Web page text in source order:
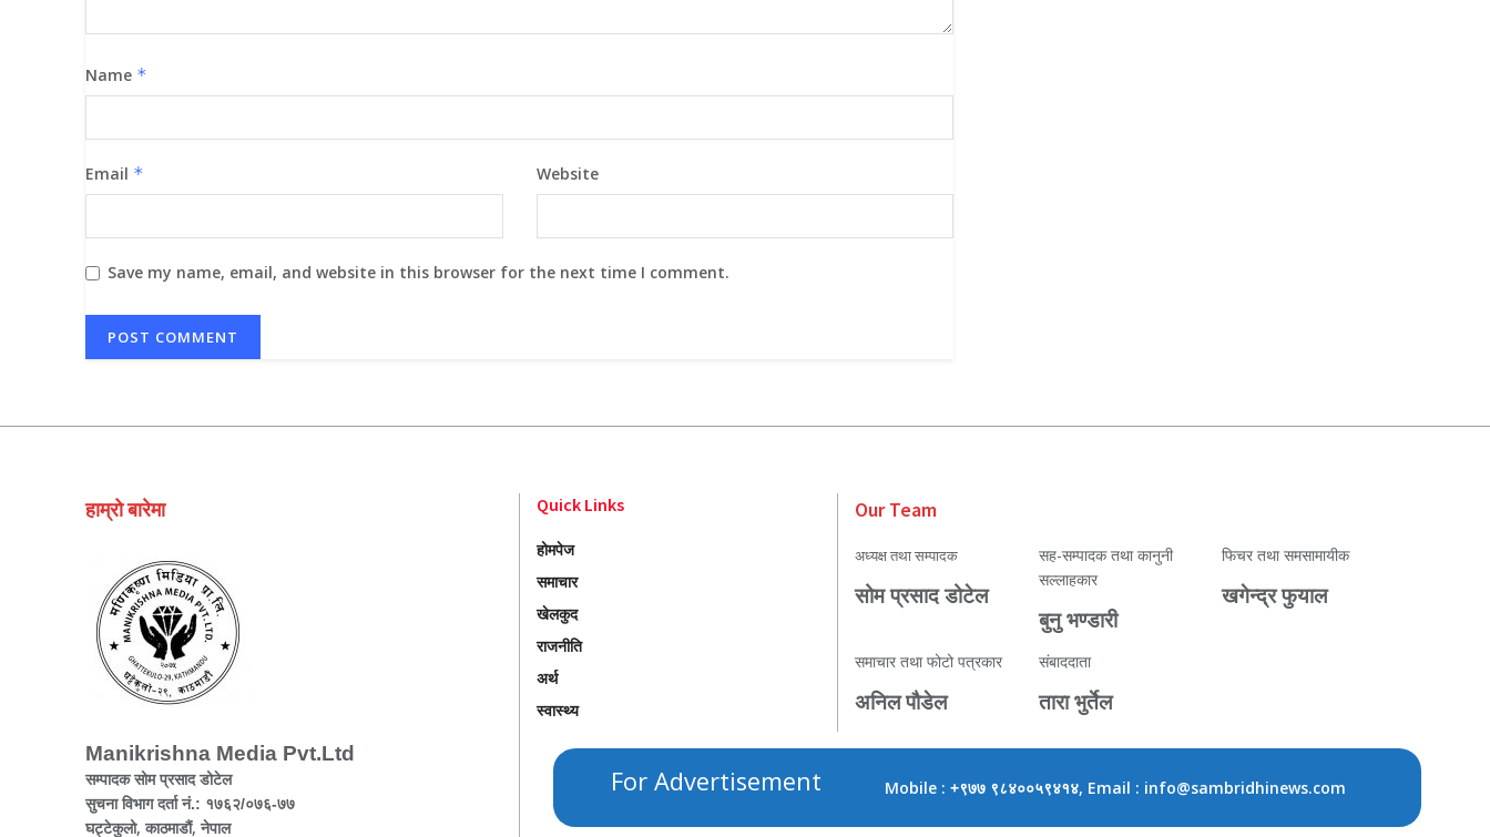
Name *
Email * Website
Save my name, email, and website in this browser for the next time I comment.
हाम्रो बारेमा
Manikrishna Media Pvt.Ltd
सम्पादक सोम प्रसाद डोटेल
सुचना विभाग दर्ता नं.: १७६२/०७६-७७
घट्टेकुलो, काठमाडौं, नेपाल
Quick Links
होमपेज
समाचार
खेलकुद
राजनीति
अर्थ
स्वास्थ्य
Our Team
अध्यक्ष तथा सम्पादक
सोम प्रसाद डोटेल
सह-सम्पादक तथा कानुनी
सल्लाहकार
बुनु भण्डारी
फिचर तथा समसामायीक
खगेन्द्र फुयाल
समाचार तथा फोटो पत्रकार
अनिल पौडेल
संबाददाता
तारा भुर्तेल
For Advertisement Mobile :+९७७ ९८४००५९४१४, Email : info@sambridhinews.com